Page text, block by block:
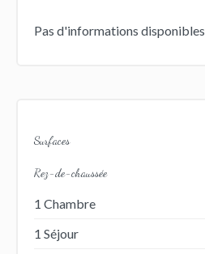
Pas d'informations disponibles
Surfaces
Rez-de-chaussée
1 Chambre
1 Séjour